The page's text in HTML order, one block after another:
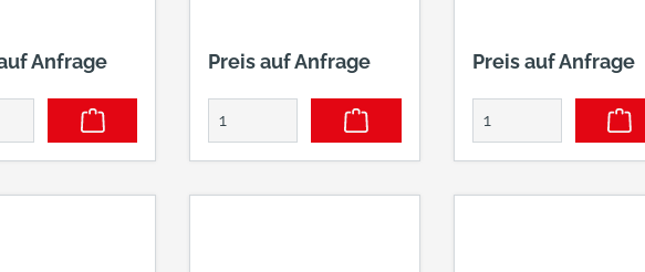
Anfrage Preis auf Anfrage Preis auf Anfrage